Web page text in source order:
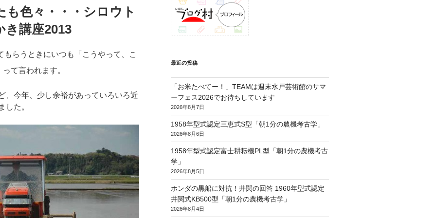
色々・・・シロウト
き講座2013
らうときにいつも「こうやって、こ
って言われます。
、今年、少し余裕があっていろいろ近
した。
最近の投稿
「お米たべてー！」TEAMは週末水戸芸術館のサマ
ーフェス2026でお待ちしています
2026年8月7日
1958年型式認定三恵式S型「朝1分の農機考古学」
2026年8月6日
1958年型式認定富士耕耘機PL型「朝1分の農機考古
学」
2026年8月5日
ホンダの黒船に対抗！井関の回答 1960年型式認定
井関式KB500型「朝1分の農機考古学」
2026年8月4日